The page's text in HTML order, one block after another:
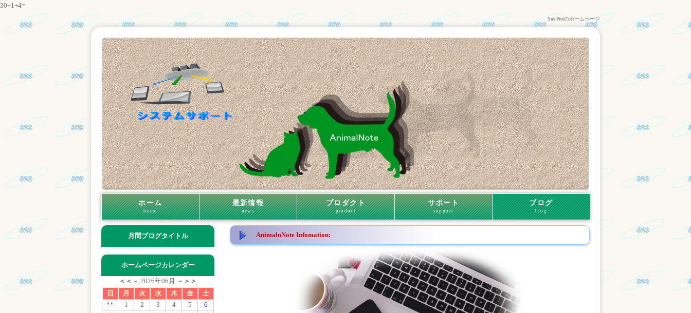
30+1+4=
Sns Netのホームページ
ホーム
home
最新情報
news
プロダクト
product
サポート
support
ブログ
blog
AnimalnNote Infomation:
月間ブログタイトル
ホームページカレンダー
＜＜－ 2026年06月
－＞＞
日
月 火 水 木 金
土
**
1 2 3 4 5
6